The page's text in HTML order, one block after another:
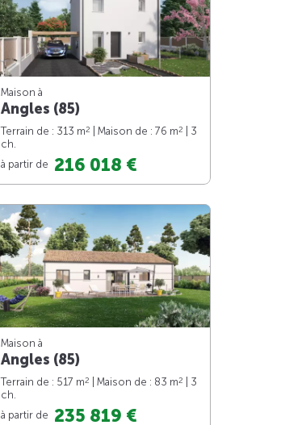
Maison à
Angles (85)
Terrain de : 313 m2 | Maison de : 76 m2
| 3
ch.
à partir de 216 018 €
Maison à
Angles (85)
Terrain de : 517 m2 | Maison de : 83 m2
| 3
ch.
à partir de 235 819 €